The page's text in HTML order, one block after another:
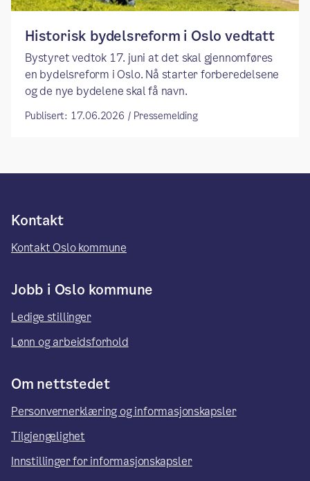
​​Historisk bydelsreform i Oslo vedtatt​
Bystyret vedtok 17. juni at det skal gjennomføres
en bydelsreform i Oslo. Nå starter forberedelsene
og de nye bydelene skal få navn.
Publisert: 17.06.2026 / Pressemelding
Kontakt
Kontakt Oslo kommune
Jobb i Oslo kommune
Ledige stillinger
Lønn og arbeidsforhold
Om nettstedet
Personvernerklæring og informasjonskapsler
Tilgjengelighet
Innstillinger for informasjonskapsler